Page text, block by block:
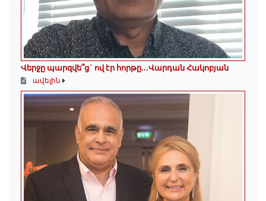
Վերջը պարզվե՞ց` ով էր հորթը...Վարդան Հակոբյան
ավելին